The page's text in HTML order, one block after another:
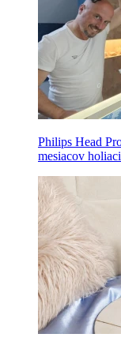
Philips Head
mesiacov